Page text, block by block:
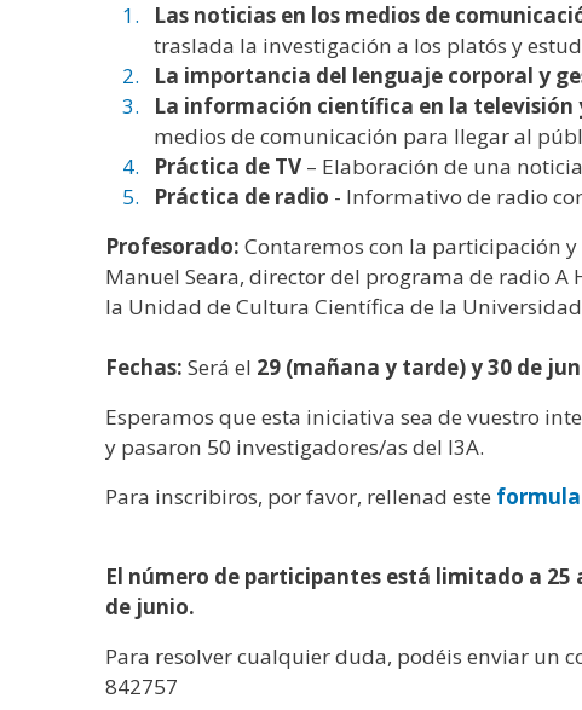
Las noticias en los medios de
traslada la investigación a los platós y
La importancia del lenguaje corporal y
La información científica en la televisión
medios de comunicación para llegar al
Práctica de TV – Elaboración de una
Práctica de radio - Informativo de radio
Profesorado: Contaremos con la participación
Manuel Seara, director del programa de radio A
la Unidad de Cultura Científica de la
Fechas: Será el 29 (mañana y tarde) y 30 de
Esperamos que esta iniciativa sea de vuestro
y pasaron 50 investigadores/as del I3A.
Para inscribiros, por favor, rellenad este
El número de participantes está limitado a
de junio.
Para resolver cualquier duda, podéis enviar un
842757